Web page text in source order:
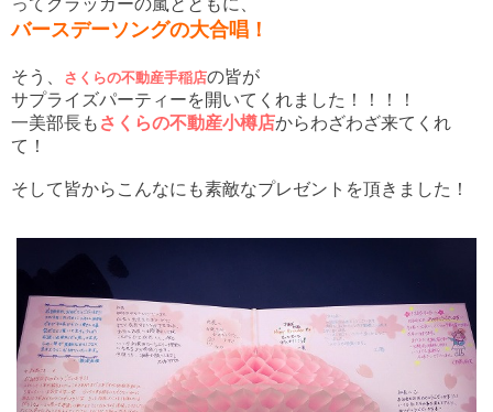
ってクラッカーの嵐とともに、
バースデーソングの大合唱！
そう、 さくらの不動産手稲店の皆が
サプライズパーティーを開いてくれました！！！！
一美部長も さくらの不動産小樽店からわざわざ来てくれ
て！
そして皆からこんなにも素敵なプレゼントを頂きました！